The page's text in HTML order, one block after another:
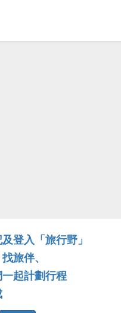
登入「旅行野」
旅伴、
起計劃行程